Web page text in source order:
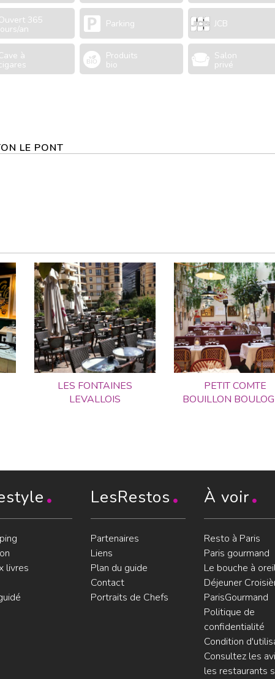
365
an Parking JCB
à Produits
bio
Salon
privé
LE PONT
LES FONTAINES
LEVALLOIS
PETIT COMTE
BOUILLON
livres
LesRestos
Partenaires
Liens
Plan du guide
Contact
Portraits de Chefs
À voir
Resto à Paris
Paris gourmand
Le bouche à
Déjeuner
ParisGourmand
Politique de
confidentialité
Condition
Consultez les
les restaurants